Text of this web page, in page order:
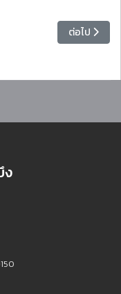
นเข้ารับการคัดเลือก “คณ
เนื้อหาถัดไ
ต่อไป
ง